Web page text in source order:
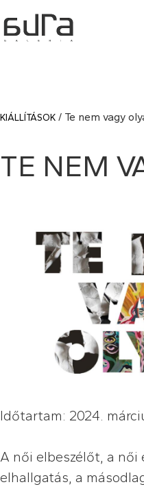
KIÁLLÍTÁSOK / Te nem vagy
TE NEM
Időtartam: 2024.
A női elbeszélőt, a női
elhallgatás, a